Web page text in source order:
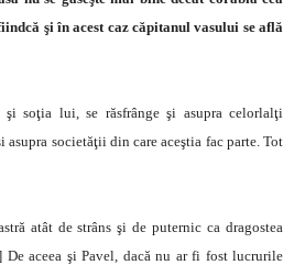
şi în acest caz căpitanul vasului se află
soţia lui, se răsfrânge şi asupra celorlalţi
societăţii din care aceştia fac parte. Tot
atât de strâns şi de puternic ca dragostea
aceea şi Pavel, dacă nu ar fi fost lucrurile